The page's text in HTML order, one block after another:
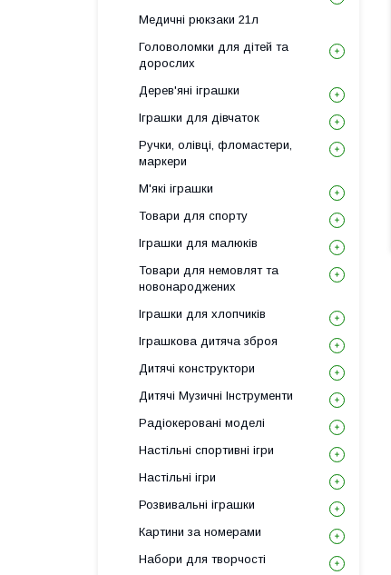
Медичні рюкзаки 21л
Головоломки для дітей та
дорослих
Дерев'яні іграшки
Іграшки для дівчаток
Ручки, олівці, фломастери,
маркери
М'які іграшки
Товари для спорту
Іграшки для малюків
Товари для немовлят та
новонароджених
Іграшки для хлопчиків
Іграшкова дитяча зброя
Дитячі конструктори
Дитячі Музичні Інструменти
Радіокеровані моделі
Настільні спортивні ігри
Настільні ігри
Розвивальні іграшки
Картини за номерами
Набори для творчості